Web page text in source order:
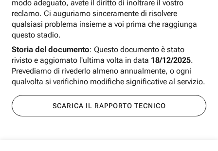
modo adeguato, avete il diritto di inoltrare il vostro
reclamo. Ci auguriamo sinceramente di risolvere
qualsiasi problema insieme a voi prima che raggiunga
questo stadio.
Storia del documento: Questo documento è stato
rivisto e aggiornato l'ultima volta in data 18/12/2025.
Prevediamo di rivederlo almeno annualmente, o ogni
qualvolta si verifichino modifiche significative al servizio.
SCARICA IL RAPPORTO TECNICO